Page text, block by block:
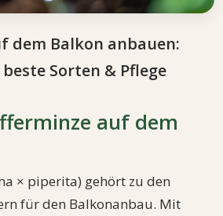
dem Balkon anbauen:
Sorten & Pflege
auf dem
× piperita) gehört zu den
für den Balkonanbau. Mit